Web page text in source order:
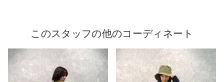
このスタッフの他のコーディネート